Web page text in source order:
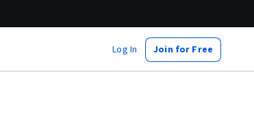
Log In Join for Free